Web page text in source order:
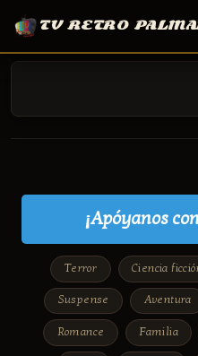
TV RETRO
¡Apóyanos
Terror Ciencia
Suspense Aventura
Romance Familia